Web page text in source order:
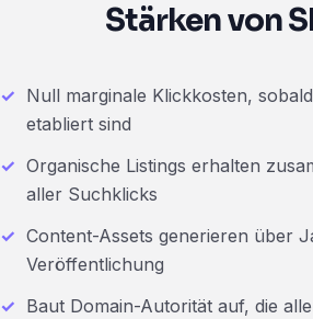
Stärken von
Null marginale Klickkosten,
etabliert sind
Organische Listings erhalten
aller Suchklicks
Content-Assets generieren über
Veröffentlichung
Baut Domain-Autorität auf, die